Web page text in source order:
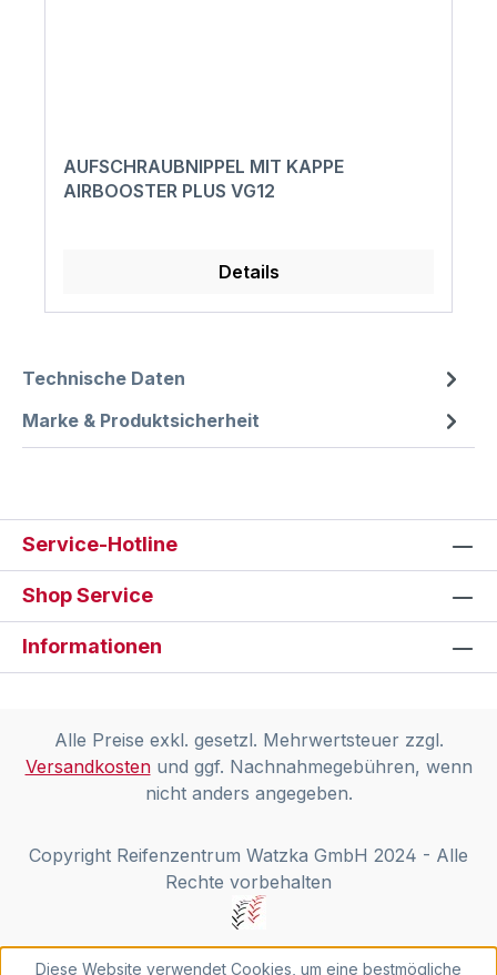
AUFSCHRAUBNIPPEL MIT KAPPE
AIRBOOSTER PLUS VG12
Details
Technische Daten
Marke & Produktsicherheit
Service-Hotline
Shop Service
Informationen
Alle Preise exkl. gesetzl. Mehrwertsteuer zzgl.
Versandkostenund ggf. Nachnahmegebühren, wenn
nicht anders angegeben.
Copyright Reifenzentrum Watzka GmbH 2024 - Alle
Rechte vorbehalten
Diese Website verwendet Cookies, um eine bestmögliche